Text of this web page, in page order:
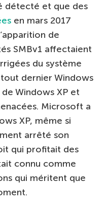
détecté et que des
en mars 2017
de
SMBv1 affectaient
du système
dernier Windows
Windows XP et
Microsoft a
XP, même si
arrêté son
qui profitait des
connu comme
qui méritent que